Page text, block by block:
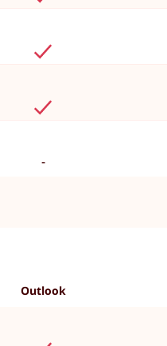
-
Outlook